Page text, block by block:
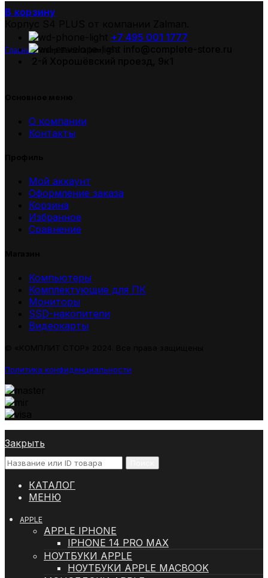
В корзину
ГлавнаяТовар Высота (мм)
+7 495 001 1777
О компании
Контакты
Мой аккаунт
Оформление заказа
Корзина
Избранное
Сравнение
Компьютеры
Комплектующие для ПК
Мониторы
SSD-накопители
Видеокарты
Политика конфиденциальности
Закрыть
КАТАЛОГ
МЕНЮ
APPLE
APPLE IPHONE
IPHONE 14 PRO MAX
НОУТБУКИ APPLE
НОУТБУКИ APPLE MACBOOK